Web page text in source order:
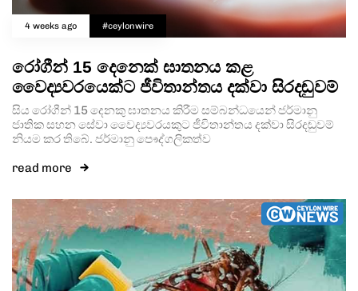
4 weeks ago #ceylonwire
රෝගීන් 15 දෙනෙක් ඝාතනය කළ
වෛද්‍යවරයෙක්ට ජීවිතාන්තය දක්වා සිරදඬුවම්
සිය රෝගීන් 15 දෙනකු ඝාතනය කිරීම සම්බන්ධයෙන් ජර්මානු
ජාතික සහන සේවා වෛද්‍යවරයකුට ජීවිතාන්තය දක්වා සිරදඬුවම්
නියම කර තිබේ. ජර්මානු පෞද්ගලිකත්ව
read more